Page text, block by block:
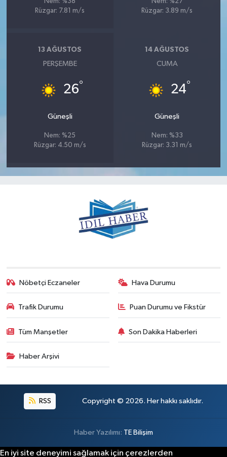
Rüzgar: 7.81 m/s
Rüzgar: 3.89 m/s
13 AĞUSTOS
PERŞEMBE
26°
Güneşli
Nem: %25
Rüzgar: 4.50 m/s
14 AĞUSTOS
CUMA
24°
Güneşli
Nem: %33
Rüzgar: 3.31 m/s
Nöbetçi Eczaneler Hava Durumu
Trafik Durumu Puan Durumu ve Fikstür
Tüm Manşetler Son Dakika Haberleri
Haber Arşivi
RSS Copyright © 2026. Her hakkı saklıdır.
Haber Yazılımı: TE Bilişim
En iyi site deneyimi sağlamak için çerezlerden